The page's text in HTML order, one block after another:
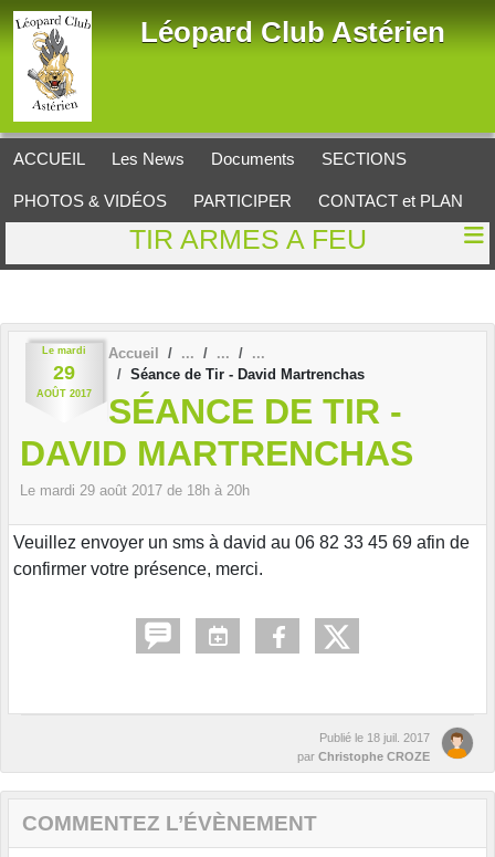
Léopard Club Astérien
ACCUEIL Les News Documents SECTIONS
PHOTOS & VIDÉOS PARTICIPER CONTACT et PLAN
TIR ARMES A FEU
Le mardi
29
AOÛT 2017
Accueil
Séance de Tir - David Martrenchas
SÉANCE DE TIR -
DAVID MARTRENCHAS
Le mardi 29 août 2017 de 18h à 20h
Veuillez envoyer un sms à david au 06 82 33 45 69 afin de
confirmer votre présence, merci.
Publié le 18 juil. 2017
par Christophe CROZE
COMMENTEZ L’ÉVÈNEMENT
Panneau de gestion des cookies